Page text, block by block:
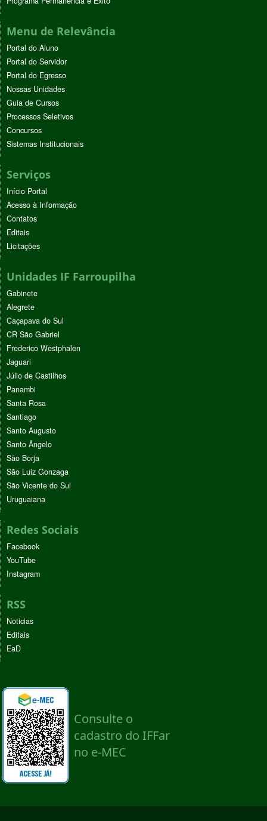
Menu de Relevância
Portal do Aluno
Portal do Servidor
Portal do Egresso
Nossas Unidades
Guia de Cursos
Processos Seletivos
Concursos
Sistemas Institucionais
Serviços
Início Portal
Acesso à Informação
Contatos
Editais
Licitações
Unidades IF Farroupilha
Gabinete
Alegrete
Caçapava do Sul
CR São Gabriel
Frederico Westphalen
Jaguari
Júlio de Castilhos
Panambi
Santa Rosa
Santiago
Santo Augusto
Santo Ângelo
São Borja
São Luiz Gonzaga
São Vicente do Sul
Uruguaiana
Redes Sociais
Facebook
YouTube
Instagram
RSS
Noticias
Editais
EaD